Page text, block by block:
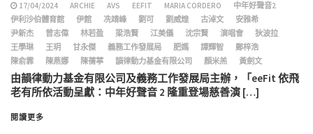
17/04/2024 ARCHIE AVS EEFIT MARIA CORDERO
中年好聲音2
伊利沙伯體育館
伊館 冼靖峰 劉可 劉威煌 古淖文
安雅希
尹新杰
曾志偉 林若盈 梁浩賢 江美儀 沈宗賢 演唱會
狄波拉
王學琳
王玥 甘永傑 義務工作發展局 肥媽 譚輝智
鄭梓浩
陳俞霏
陳燕娜 陳蒨葶 韻律動力基金有限公司 顏米羔 黃劍文
由韻律動力基金有限公司及義務工作發展局主辦，「eeFit 依飛
老有所依活動呈獻：中年好聲音 2 隆重登場慈善演 […]
閱讀更多